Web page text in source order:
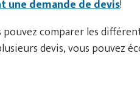
une demande de devis!
pouvez comparer les
devis, vous pouvez